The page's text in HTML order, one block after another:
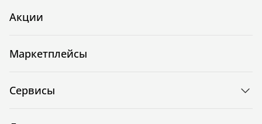
Акции
Маркетплейсы
Сервисы